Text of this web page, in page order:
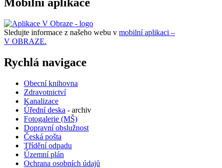
Mobilní aplikace
Sledujte informace z našeho webu v mobilní aplikaci –
V OBRAZE.
Rychlá navigace
Obecní knihovna
Zdravotnictví
Kanalizace
Úřední deska - archiv
Fotogalerie (MŠ)
Dopravní obslužnost
Česká pošta
Třídění odpadu
Územní plán
Ochrana osobních údajů